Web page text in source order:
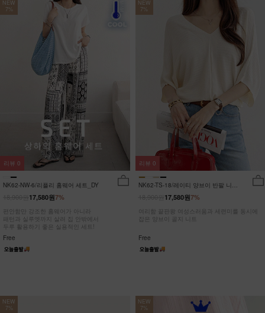
NEW
7%
NK62-NW-6/리플리 홈웨어 세트_DY
7%
17,580원
편안함만 강조한 홈웨어가 아니라
패턴과 실루엣까지 살려 집 안밖에서
두루 활용하기 좋은 실용적인 세트!
Free
리뷰 0
NEW
7%
NK62-TS-18/레이티 양브이 반팔 니트
7%
17,580원
여리함 끝판왕 여성스러움과 세련미를 동시에
잡은 양브이 골지 니트
Free
리뷰 0
NEW
7%
NEW
7%